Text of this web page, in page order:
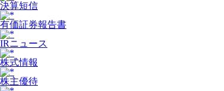
決算短信
有価証券報告書
IRニュース
株式情報
株主優待